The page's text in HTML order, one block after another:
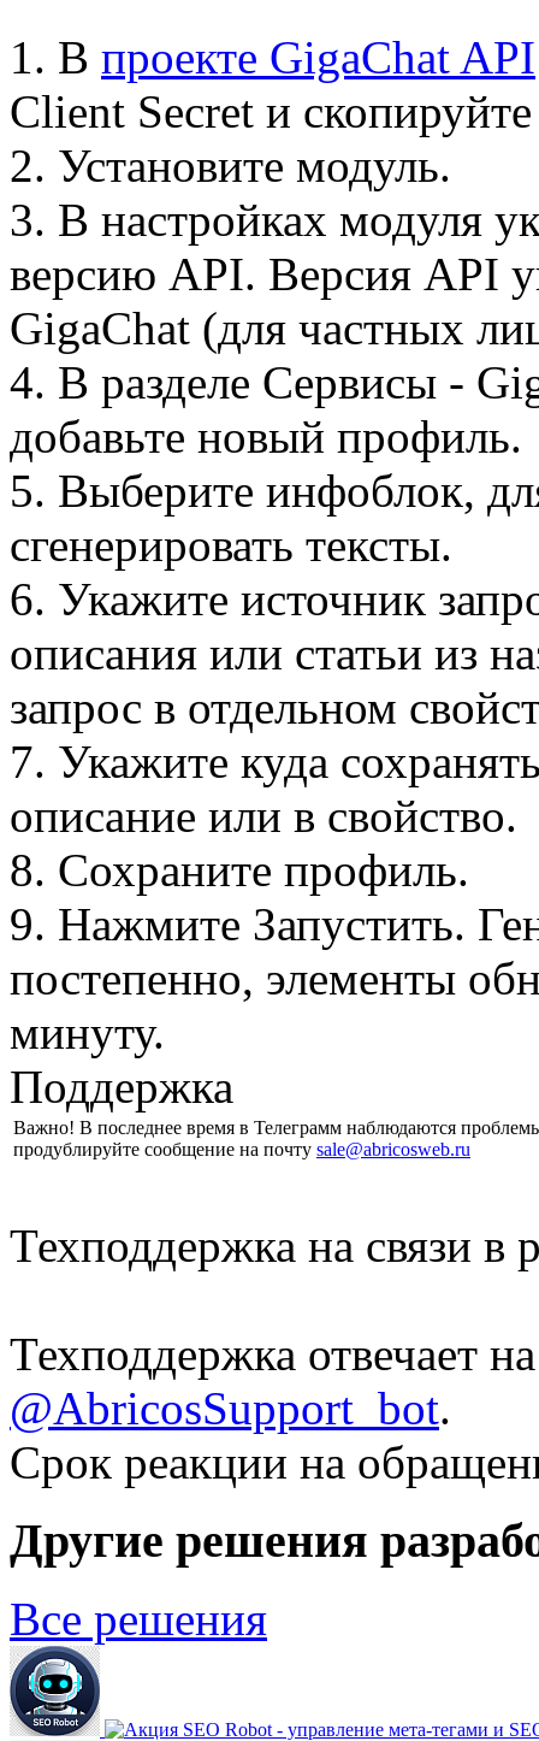
1. В проекте GigaChat API
Client Secret и
2. Установите модуль.
3. В настройках модуля
версию API. Версия API
GigaChat (для частных
4. В разделе Сервисы -
добавьте новый профиль.
5. Выберите инфоблок,
сгенерировать тексты.
6. Укажите источник
описания или статьи из
запрос в отдельном
7. Укажите куда
описание или в свойство.
8. Сохраните профиль.
9. Нажмите Запустить.
постепенно, элементы
минуту.
Поддержка
Важно! В последнее время в Телеграмм наблюдаются
продублируйте сообщение на почту sale@abricosweb.ru
Техподдержка на связи
Техподдержка отвечает
@AbricosSupport_bot.
Срок реакции на
Другие решения
Все решения
SEO Robot - управление мета-тегами и